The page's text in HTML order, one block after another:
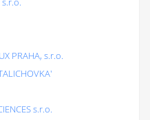
PRAHA, s.r.o.
s.r.o.